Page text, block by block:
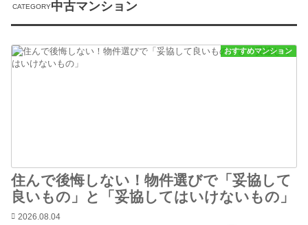
中古マンション
おすすめマンション
住んで後悔しない！物件選びで「妥協して
良いもの」と「妥協してはいけないもの」
2026.08.04